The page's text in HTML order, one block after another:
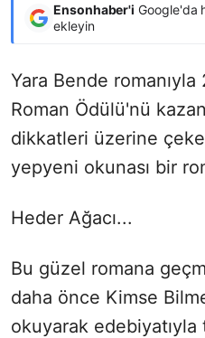
Ensonhaber'i Google'da
ekleyin
Yara Bende
Roman Ödülü'nü
dikkatleri üzerine
yepyeni okunası bir
Heder Ağacı...
Bu güzel romana
daha önce Kimse
okuyarak edebiyatıyla